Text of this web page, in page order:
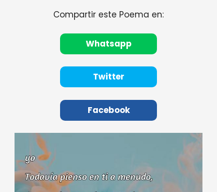
Compartir este Poema en:
Whatsapp
Twitter
Facebook